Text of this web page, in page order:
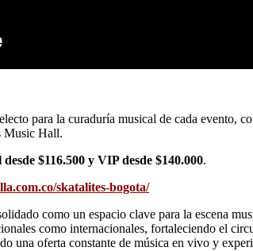
para la curaduría musical de cada
Music Hall.
desde $116.500 y VIP desde $140.000.
skatalites-bogota/
como un espacio clave para la escena
como internacionales, fortaleciendo el
una oferta constante de música en vivo y